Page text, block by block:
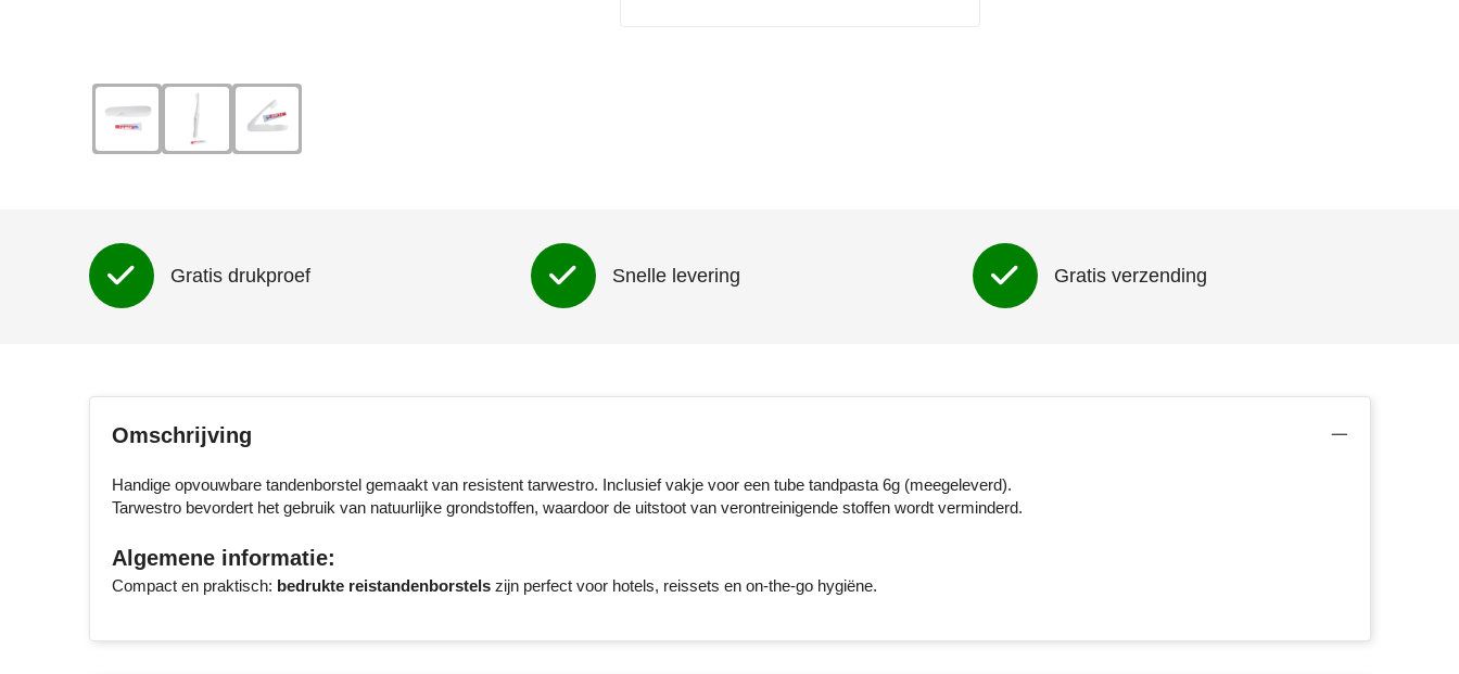
Gratis drukproef Snelle levering Gratis verzending
Omschrijving
Handige opvouwbare tandenborstel gemaakt van resistent tarwestro. Inclusief vakje voor een tube tandpasta 6g (meegeleverd).
Tarwestro bevordert het gebruik van natuurlijke grondstoffen, waardoor de uitstoot van verontreinigende stoffen wordt verminderd.
Algemene informatie:
Compact en praktisch: bedrukte reistandenborstelszijn perfect voor hotels, reissets en on-the-go hygiëne.